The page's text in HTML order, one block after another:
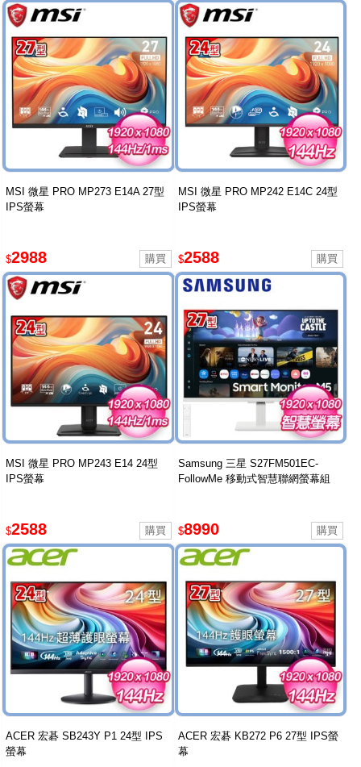
MSI 微星 PRO MP273 E14A 27型
IPS螢幕
$2988
MSI 微星 PRO MP242 E14C 24型
IPS螢幕
$2588
MSI 微星 PRO MP243 E14 24型
IPS螢幕
$2588
Samsung 三星 S27FM501EC-
FollowMe 移動式智慧聯網螢幕組
$8990
ACER 宏碁 SB243Y P1 24型 IPS
螢幕
ACER 宏碁 KB272 P6 27型 IPS螢
幕